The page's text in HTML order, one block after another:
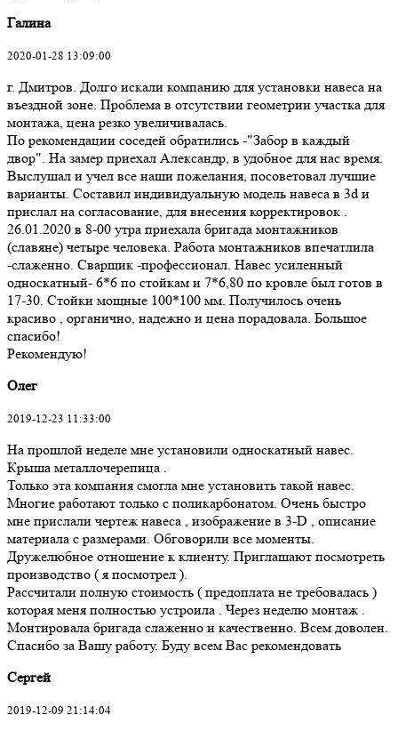
Галина
2020-01-28 13:09:00
г. Дмитров. Долго искали компанию для установки навеса на
въездной зоне. Проблема в отсутствии геометрии участка для
монтажа, цена резко увеличивалась.
По рекомендации соседей обратились -"Забор в каждый
двор". На замер приехал Александр, в удобное для нас время.
Выслушал и учел все наши пожелания, посоветовал лучшие
варианты. Составил индивидуальную модель навеса в 3d и
прислал на согласование, для внесения корректировок .
26.01.2020 в 8-00 утра приехала бригада монтажников
(славяне) четыре человека. Работа монтажников впечатлила
-слаженно. Сварщик -профессионал. Навес усиленный
односкатный- 6*6 по стойкам и 7*6,80 по кровле был готов в
17-30. Стойки мощные 100*100 мм. Получилось очень
красиво , органично, надежно и цена порадовала. Большое
спасибо!
Рекомендую!
Олег
2019-12-23 11:33:00
На прошлой неделе мне установили односкатный навес.
Крыша металлочерепица .
Только эта компания смогла мне установить такой навес.
Многие работают только с поликарбонатом. Очень быстро
мне прислали чертеж навеса , изображение в 3-D , описание
материала с размерами. Обговорили все моменты.
Дружелюбное отношение к клиенту. Приглашают посмотреть
производство ( я посмотрел ).
Рассчитали полную стоимость ( предоплата не требовалась )
которая меня полностью устроила . Через неделю монтаж .
Монтировала бригада слаженно и качественно. Всем доволен.
Спасибо за Вашу работу. Буду всем Вас рекомендовать
Сергей
2019-12-09 21:14:04